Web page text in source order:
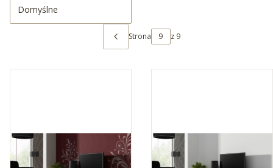
Domyślne
POPRZEDNIE PRODUKTY
Strona z 9